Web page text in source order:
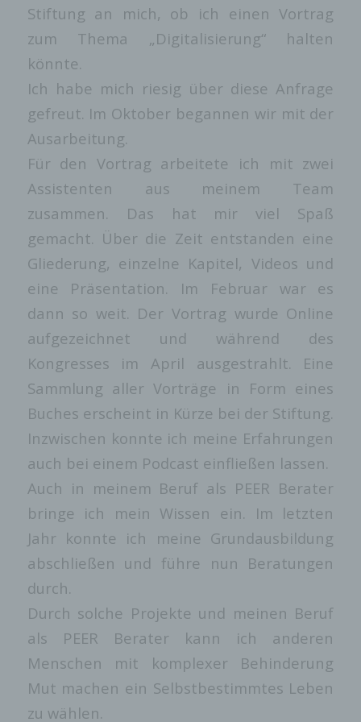
Stiftung an mich, ob ich einen Vortrag
zum Thema „Digitalisierung“ halten
könnte.
Ich habe mich riesig über diese Anfrage
gefreut. Im Oktober begannen wir mit der
Ausarbeitung.
Für den Vortrag arbeitete ich mit zwei
Assistenten aus meinem Team
zusammen. Das hat mir viel Spaß
gemacht. Über die Zeit entstanden eine
Gliederung, einzelne Kapitel, Videos und
eine Präsentation. Im Februar war es
dann so weit. Der Vortrag wurde Online
aufgezeichnet und während des
Kongresses im April ausgestrahlt. Eine
Sammlung aller Vorträge in Form eines
Buches erscheint in Kürze bei der Stiftung.
Inzwischen konnte ich meine Erfahrungen
auch bei einem Podcast einfließen lassen.
Auch in meinem Beruf als PEER Berater
bringe ich mein Wissen ein. Im letzten
Jahr konnte ich meine Grundausbildung
abschließen und führe nun Beratungen
durch.
Durch solche Projekte und meinen Beruf
als PEER Berater kann ich anderen
Menschen mit komplexer Behinderung
Mut machen ein Selbstbestimmtes Leben
zu wählen.
genannte Cookies, LocalStorage und
SessionStorage. Dies dient dazu, unser Angebot
nutzerfreundlicher, effektiver und sicherer zu
machen. Local Storage und SessionStorage ist
auf Ihrem Computer oder mobilen Gerät
abspeichert. Cookies sind Textdateien, welche
über einen Internetbrowser auf einem
Computersystem abgelegt und gespeichert
werden. Sie können die Verwendung von
Cookies, LocalStorage und SessionStorage
Browser verhindern.
Zahlreiche Internetseiten und Server verwenden
Cookies. Viele Cookies enthalten eine
sogenannte Cookie-ID. Eine Cookie-ID ist eine
eindeutige Kennung des Cookies. Sie besteht
aus einer Zeichenfolge, durch welche
Internetseiten und Server dem konkreten
Internetbrowser zugeordnet werden können, in
dem das Cookie gespeichert wurde. Dies
ermöglicht es den besuchten Internetseiten und
Servern, den individuellen Browser der
betroffenen Person von anderen
zu unterscheiden. Ein bestimmter Internetbrowser
kann über die eindeutige Cookie-ID
wiedererkannt und identifiziert werden.
Durch den Einsatz von Cookies kann den
Nutzern dieser Internetseite nutzerfreundlichere
Setzung nicht möglich wären.
Mittels eines Cookies können die Informationen
und Angebote auf unserer Internetseite im Sinne
des Benutzers optimiert werden. Cookies
ermöglichen uns, wie bereits erwähnt, die
Benutzer unserer Internetseite wiederzuerkennen.
Zweck dieser Wiedererkennung ist es, den
erleichtern. Der Benutzer einer Internetseite, die
Cookies verwendet, muss beispielsweise nicht
bei jedem Besuch der Internetseite erneut seine
Zugangsdaten eingeben, weil dies von der
Internetseite und dem auf dem Computersystem
des Benutzers abgelegten Cookie übernommen
wird. Ein weiteres Beispiel ist das Cookie eines
Warenkorbes im Online-Shop. Der Online-Shop